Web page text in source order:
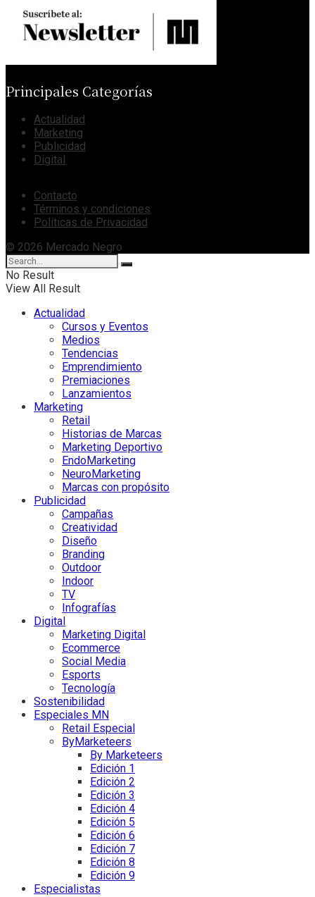
Principales Categorías
Actualidad
Marketing
Publicidad
Digital
Contacto
Términos y condiciones
Políticas de Privacidad
© 2026 Mercado Negro
No Result
View All Result
Actualidad
Cursos y Eventos
Medios
Tendencias
Emprendimiento
Premiaciones
Lanzamientos
Marketing
Retail
Historias de Marcas
Marketing Deportivo
EndoMarketing
NeuroMarketing
Marcas con propósito
Publicidad
Campañas
Creatividad
Diseño
Branding
Outdoor
Indoor
TV
Infografías
Digital
Marketing Digital
Ecommerce
Social Media
Esports
Tecnología
Sostenibilidad
Especiales MN
Retail Especial
ByMarketeers
By Marketeers
Edición 1
Edición 2
Edición 3
Edición 4
Edición 5
Edición 6
Edición 7
Edición 8
Edición 9
Especialistas